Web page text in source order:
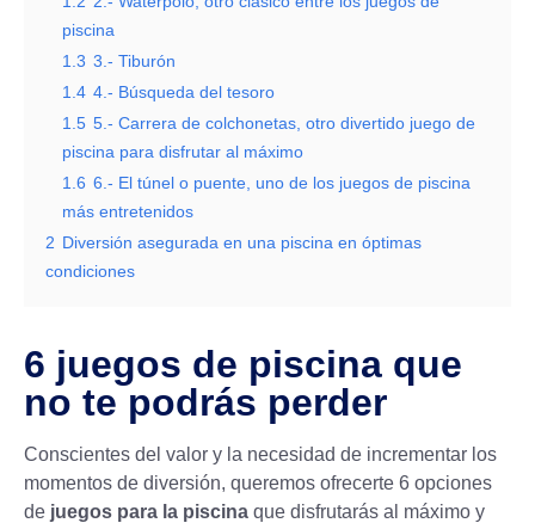
piscina
1.3 3.- Tiburón
1.4 4.- Búsqueda del tesoro
1.5 5.- Carrera de colchonetas, otro divertido juego de
piscina para disfrutar al máximo
1.6 6.- El túnel o puente, uno de los juegos de piscina
más entretenidos
2 Diversión asegurada en una piscina en óptimas
condiciones
6 juegos de piscina que
no te podrás perder
Conscientes del valor y la necesidad de incrementar los
momentos de diversión, queremos ofrecerte 6 opciones
de juegos para la piscina que disfrutarás al máximo y